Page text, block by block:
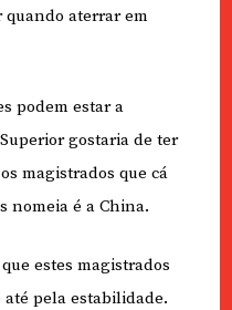
aterrar em
podem estar a
gostaria de ter
magistrados que cá
nomeia é a China.
estes magistrados
pela estabilidade.